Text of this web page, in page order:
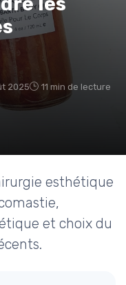
2025 11 min de lecture
esthétique
et choix du